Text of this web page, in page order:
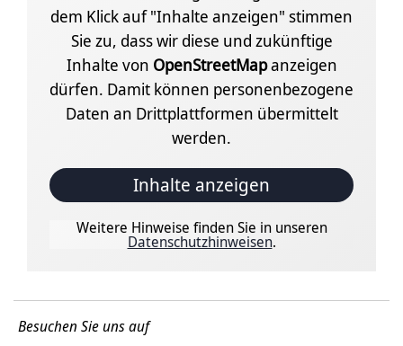
dem Klick auf "Inhalte anzeigen" stimmen
Sie zu, dass wir diese und zukünftige
Inhalte von OpenStreetMapanzeigen
dürfen. Damit können personenbezogene
Daten an Drittplattformen übermittelt
werden.
Inhalte anzeigen
Weitere Hinweise finden Sie in unseren
Datenschutzhinweisen.
Besuchen Sie uns auf